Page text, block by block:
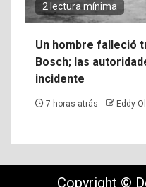
2 lectura mínima
Un hombre falleció
Bosch; las
incidente
7 horas atrás Eddy
Copyright ©